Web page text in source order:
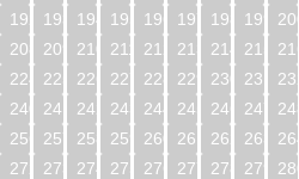
192
193 194 195 196 197 198 199 200
208
209 210 211 212 213 214 215 216
224
225 226 227 228 229 230 231 232
240
241 242 243 244 245 246 247 248
256
257 258 259 260 261 262 263 264
272
273 274 275 276 277 278 279 280